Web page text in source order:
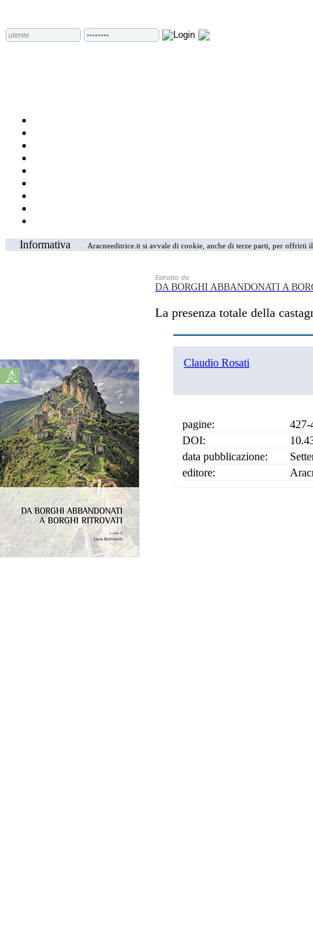
Informativa Aracneeditrice.it si avvale di cookie, anche di terze parti, per
Estratto da
DA BORGHI ABBANDONATI A
La presenza totale della
Claudio Rosati
pagine:
427-
DOI:
data pubblicazione:
editore: